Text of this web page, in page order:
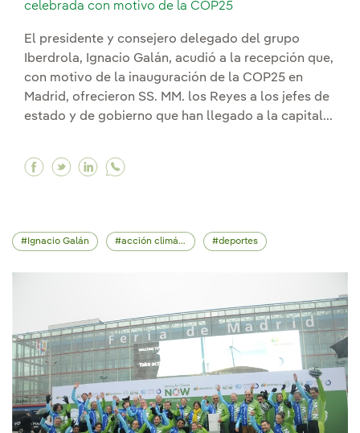
celebrada con motivo de la COP25
El presidente y consejero delegado del grupo
Iberdrola, Ignacio Galán, acudió a la recepción que,
con motivo de la inauguración de la COP25 en
Madrid, ofrecieron SS. MM. los Reyes a los jefes de
estado y de gobierno que han llegado a la capital...
Facebook Ignacio Galán asiste en la Casa
Twitter Ignacio Galán asiste en la Casa
Linkedin Ignacio Galán asiste en la
Ignacio Galán acción climática deportes